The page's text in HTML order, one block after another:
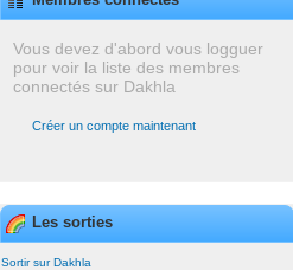
Vous devez d'abord vous logguer
pour voir la liste des membres
connectés sur Dakhla
Créer un compte maintenant
Les sorties
Sortir sur Dakhla